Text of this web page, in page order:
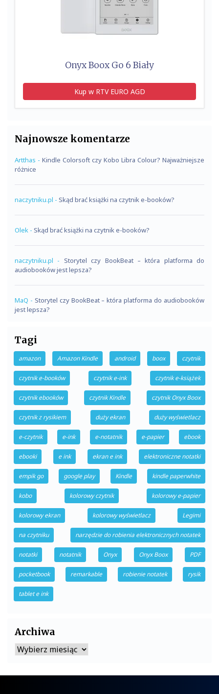
Onyx Boox Go 6 Biały
Kup w RTV EURO AGD
Najnowsze komentarze
Artthas - Kindle Colorsoft czy Kobo Libra Colour? Najważniejsze
różnice
naczytniku.pl - Skąd brać książki na czytnik e-booków?
Olek - Skąd brać książki na czytnik e-booków?
naczytniku.pl - Storytel czy BookBeat – która platforma do
audiobooków jest lepsza?
MaQ - Storytel czy BookBeat – która platforma do audiobooków
jest lepsza?
Tagi
amazon Amazon Kindle android boox czytnik
czytnik e-booków czytnik e-ink czytnik e-książek
czytnik ebooków czytnik Kindle czytnik Onyx Boox
czytnik z rysikiem duży ekran duży wyświetlacz
e-czytnik e-ink e-notatnik e-papier ebook
ebooki e ink ekran e ink elektroniczne notatki
empik go google play Kindle kindle paperwhite
kobo kolorowy czytnik kolorowy e-papier
kolorowy ekran kolorowy wyświetlacz Legimi
na czytniku narzędzie do robienia elektronicznych notatek
notatki notatnik Onyx Onyx Boox PDF
pocketbook remarkable robienie notatek rysik
tablet e ink
Archiwa
Archiwa